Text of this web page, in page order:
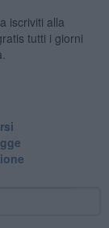
iscriviti alla
tutti i giorni